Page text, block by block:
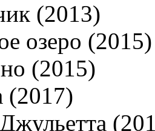
(2013)
озеро (2015)
(2015)
(2017)